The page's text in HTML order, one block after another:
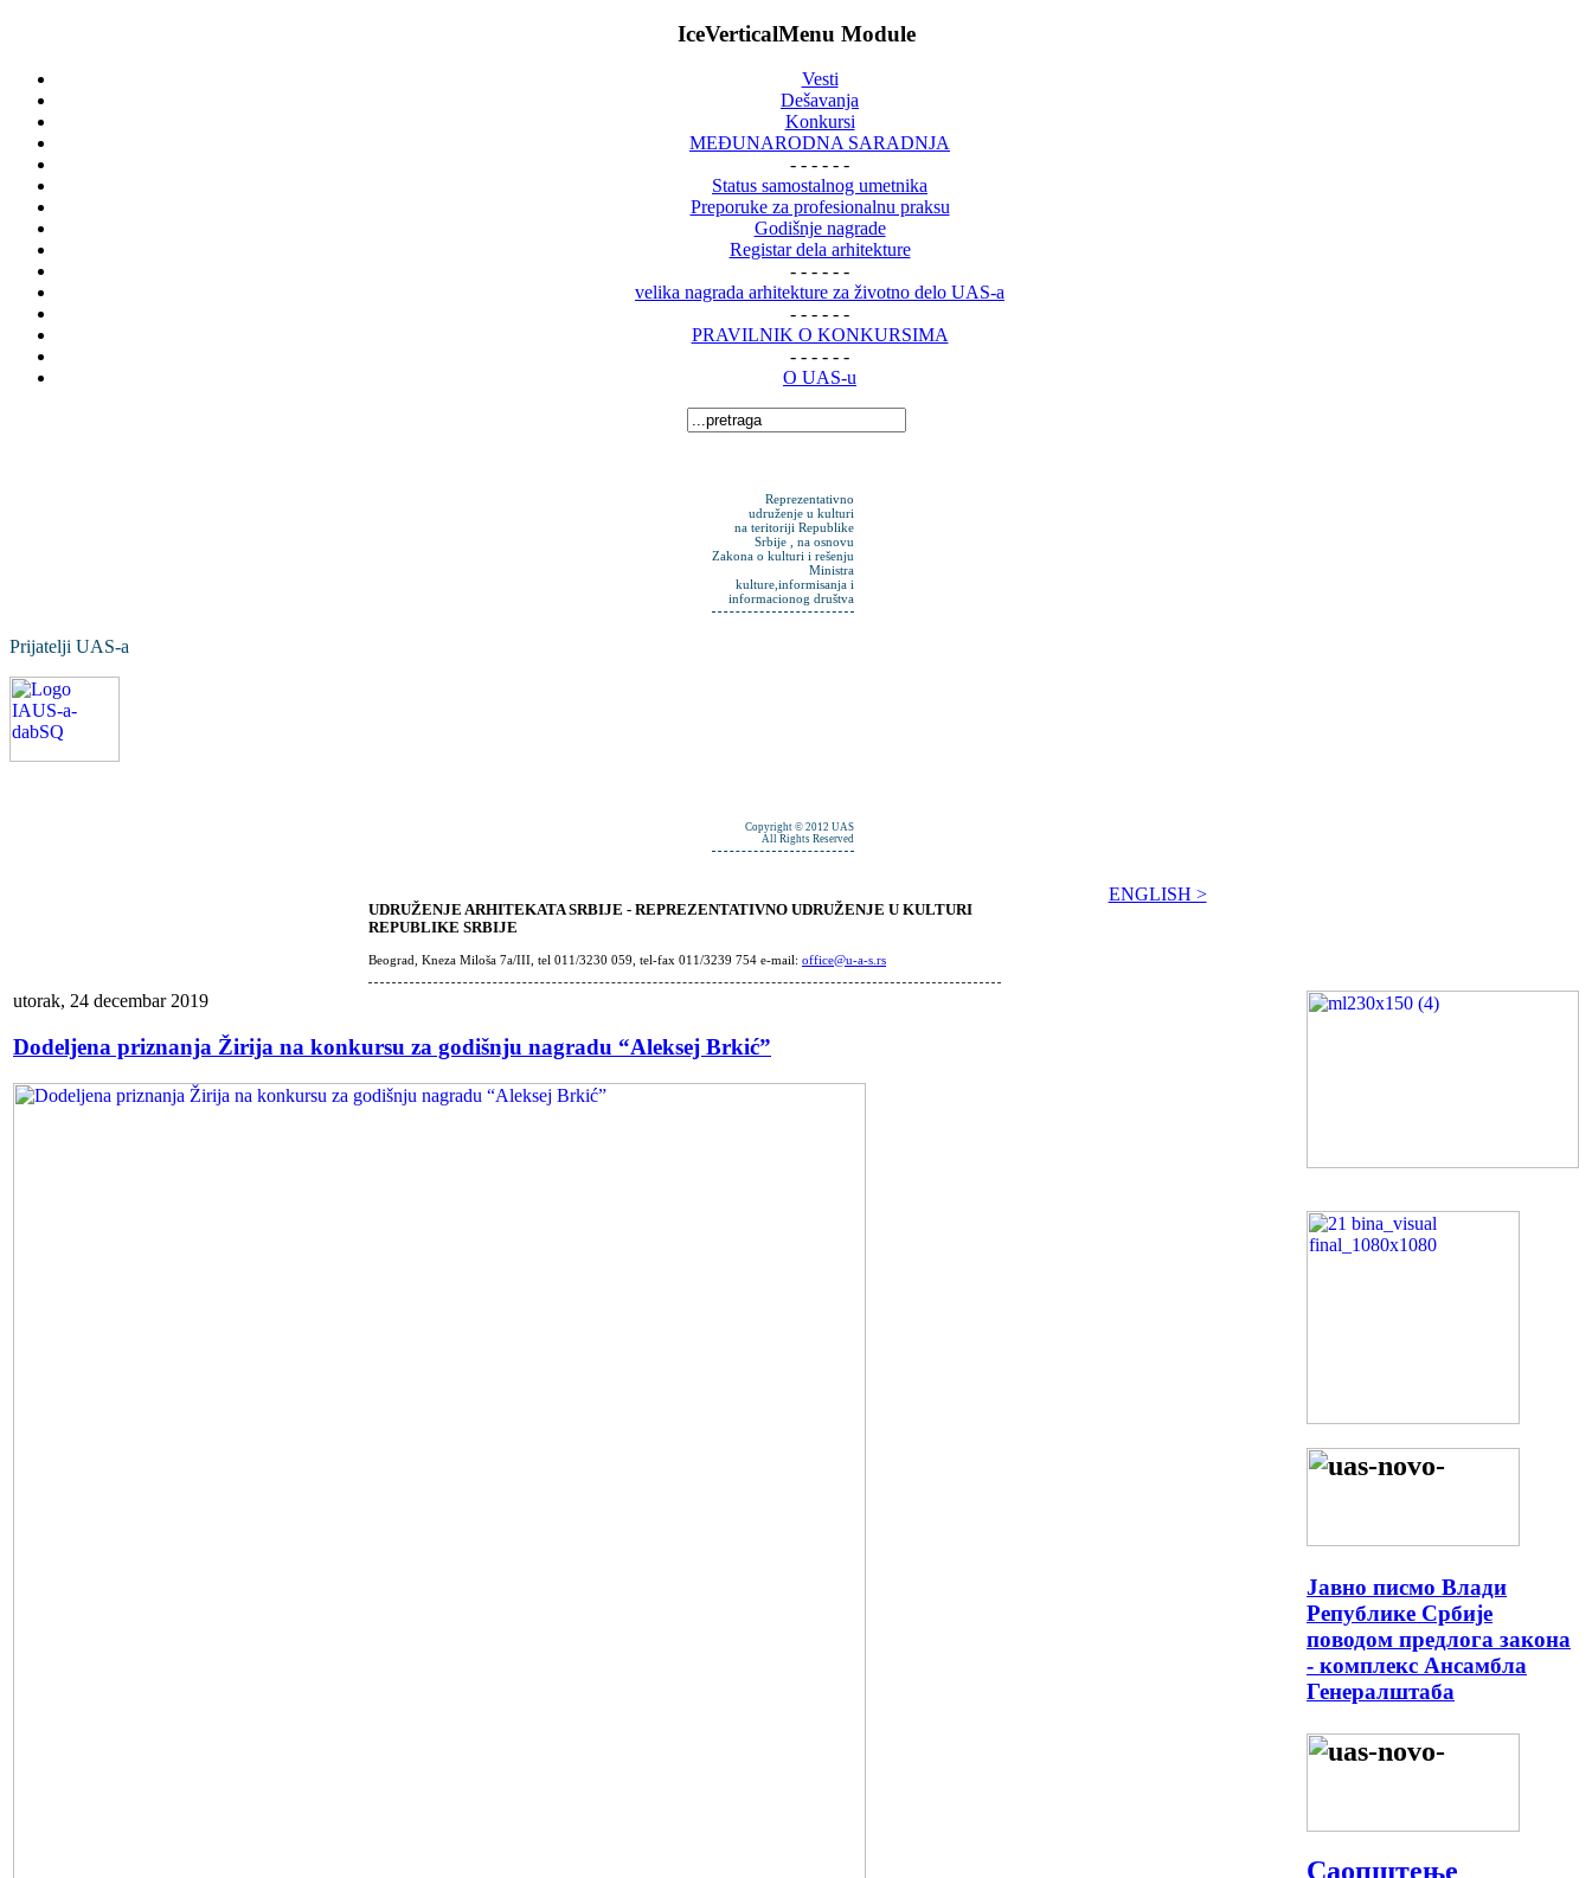
IceVerticalMenu Module
Vesti
Dešavanja
Konkursi
MEĐUNARODNA SARADNJA
- - - - - -
Status samostalnog umetnika
Preporuke za profesionalnu praksu
Godišnje nagrade
Registar dela arhitekture
- - - - - -
velika nagrada arhitekture za životno delo UAS-a
- - - - - -
PRAVILNIK O KONKURSIMA
- - - - - -
O UAS-u
Reprezentativno
udruženje u kulturi
na teritoriji Republike
Srbije , na osnovu
Zakona o kulturi i rešenju
Ministra
kulture,informisanja i
informacionog društva
Prijatelji UAS-a
Copyright © 2012 UAS
All Rights Reserved
UDRUŽENJE ARHITEKATA SRBIJE - REPREZENTATIVNO UDRUŽENJE U KULTURI
REPUBLIKE SRBIJE
Beograd, Kneza Miloša 7a/III, tel 011/3230 059, tel-fax 011/3239 754 e-mail: office@u-a-s.rs
ENGLISH >
utorak, 24 decembar 2019
Dodeljena priznanja Žirija na konkursu za godišnju nagradu “Aleksej Brkić”
Јавно писмо Влади
Републике Србије
поводом предлога закона
- комплекс Ансамбла
Генералштаба
Саопштење